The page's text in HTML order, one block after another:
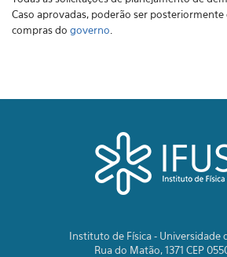
Caso aprovadas, poderão ser posteriormente
compras do governo
Instituto de Física - Universidade
Rua do Matão, 1371 CEP